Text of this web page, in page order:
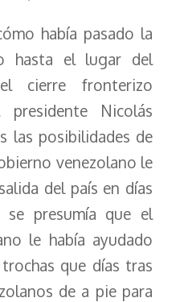
había pasado la
hasta el lugar del
cierre fronterizo
Nicolás
las posibilidades de
venezolano le
del país en días
se presumía que el
le había ayudado
que días tras
de a pie para